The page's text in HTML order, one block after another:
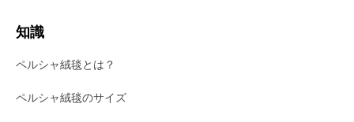
知識
ペルシャ絨毯とは？
ペルシャ絨毯のサイズ